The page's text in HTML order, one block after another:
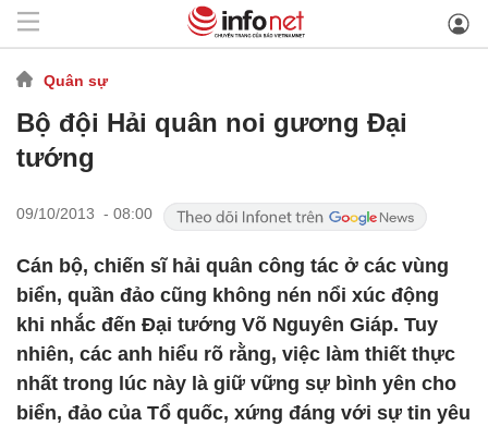
Quân sự
Bộ đội Hải quân noi gương Đại
tướng
09/10/2013 - 08:00
Cán bộ, chiến sĩ hải quân công tác ở các vùng
biển, quần đảo cũng không nén nổi xúc động
khi nhắc đến Đại tướng Võ Nguyên Giáp. Tuy
nhiên, các anh hiểu rõ rằng, việc làm thiết thực
nhất trong lúc này là giữ vững sự bình yên cho
biển, đảo của Tổ quốc, xứng đáng với sự tin yêu